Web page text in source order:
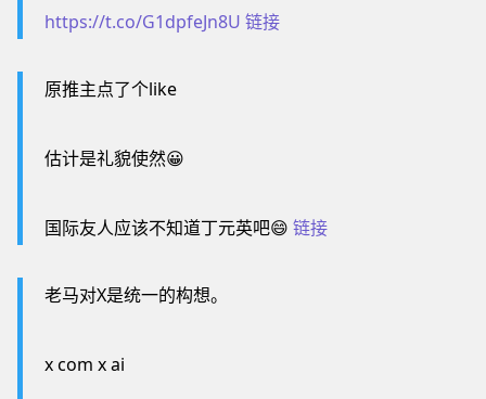
https://t.co/G1dpfeJn8U 链接
原推主点了个like
估计是礼貌使然😀
国际友人应该不知道丁元英吧😄 链接
老马对X是统一的构想。
x com x ai